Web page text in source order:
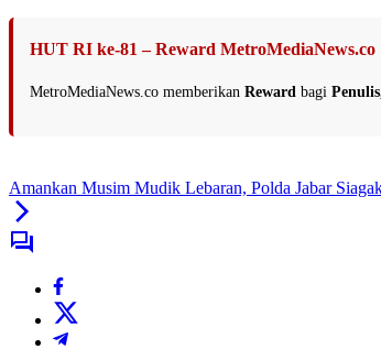
HUT RI ke-81 – Reward MetroMediaNews.co
MetroMediaNews.co memberikan Reward bagi
Amankan Musim Mudik Lebaran, Polda Jabar